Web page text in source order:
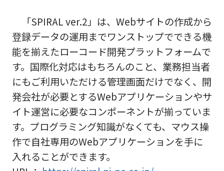
「SPIRAL ver.2」は、Webサイトの作成から
登録データの運用までワンストップでできる機
能を揃えたローコード開発プラットフォームで
す。国際化対応はもちろんのこと、業務担当者
にもご利用いただける管理画面だけでなく、開
発会社が必要とするWebアプリケーションやサ
イト運営に必要なコンポーネントが揃っていま
す。プログラミング知識がなくても、マウス操
作で自社専用のWebアプリケーションを手に
入れることができます。